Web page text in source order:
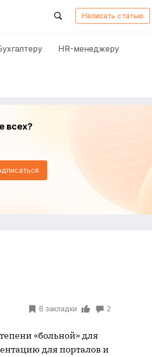
Написать статью
HR-менеджеру
всех?
В закладки 2
«больной» для
для порталов и